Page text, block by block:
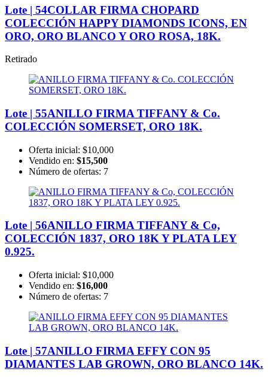
Lote | 54COLLAR FIRMA CHOPARD
COLECCIÓN HAPPY DIAMONDS ICONS, EN
ORO, ORO BLANCO Y ORO ROSA, 18K.
Retirado
Lote | 55ANILLO FIRMA TIFFANY & Co.
COLECCIÓN SOMERSET, ORO 18K.
Oferta inicial: $10,000
Vendido en: $15,500
Número de ofertas: 7
Lote | 56ANILLO FIRMA TIFFANY & Co,
COLECCIÓN 1837, ORO 18K Y PLATA LEY
0.925.
Oferta inicial: $10,000
Vendido en: $16,000
Número de ofertas: 7
Lote | 57ANILLO FIRMA EFFY CON 95
DIAMANTES LAB GROWN, ORO BLANCO 14K.